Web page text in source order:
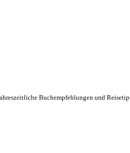
Buchempfehlungen und